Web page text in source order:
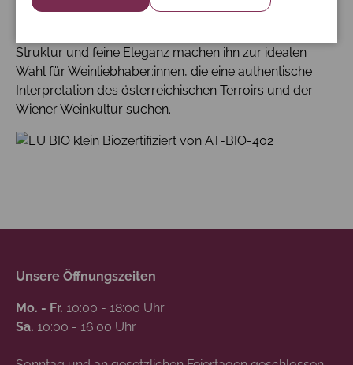
aus lebendiger Säure, mineralischen Nuancen und
Struktur und feine Eleganz machen ihn zur idealen
Wahl für Weinliebhaber:innen, die eine authentische
Interpretation des österreichischen Terroirs und der
Wiener Weinkultur suchen.
Biozertifiziert von AT-BIO-402
Unsere Öffnungszeiten
Mo. - Fr. 10:00 - 18:00 Uhr
Sa. 10:00 - 16:00 Uhr